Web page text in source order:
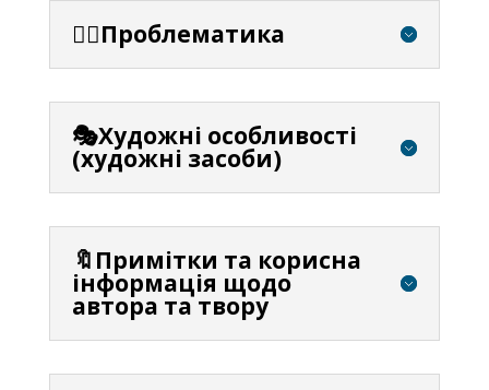
⛓️‍💥Проблематика
🎭Художні особливості
(художні засоби)
🔖Примітки та корисна
інформація щодо
автора та твору